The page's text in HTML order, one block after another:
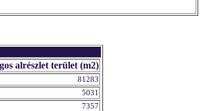
alrészlet terület (m2)
81283
5031
7357